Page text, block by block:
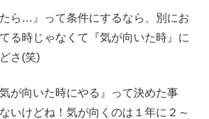
ら…』って条件にするなら、別にお
る時じゃなくて『気が向いた時』に
さ(笑)
が向いた時にやる』って決めた事
いけどね！気が向くのは１年に２～